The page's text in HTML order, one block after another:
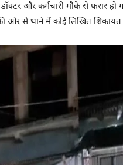
और कर्मचारी मौके से फरार हो
से थाने में कोई लिखित शिकायत